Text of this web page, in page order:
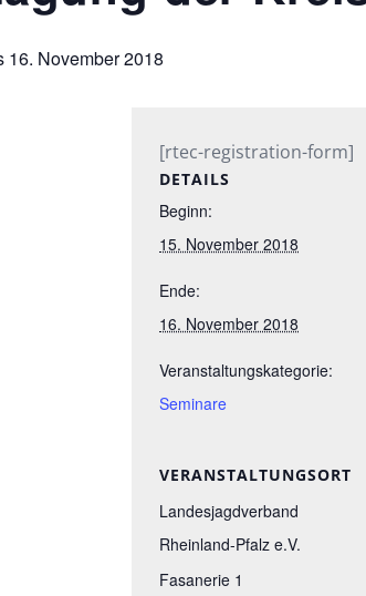
16. November 2018
[rtec-registration-form]
DETAILS
Beginn:
15. November 2018
Ende:
16. November 2018
Veranstaltungskategorie:
Seminare
VERANSTALTUNGSORT
Landesjagdverband
Rheinland-Pfalz e.V.
Fasanerie 1